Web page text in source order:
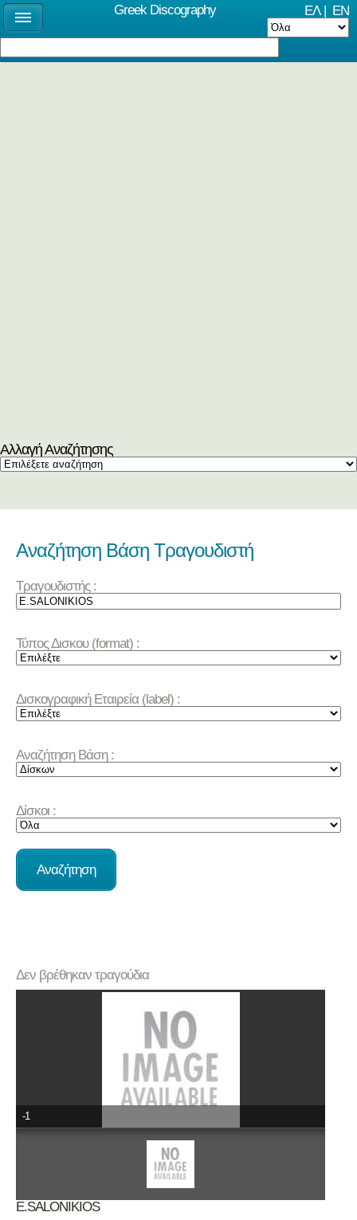
ΕΛ| EN
Αλλαγή Αναζήτησης
Αναζήτηση Βάση Τραγουδιστή
Τραγουδιστής :
Τύπος Δισκου (format) :
Δισκογραφική Εταιρεία (label) :
Αναζήτηση Βάση :
Δίσκοι :
Δεν βρέθηκαν τραγούδια
-1
E.SALONIKIOS
Greek Discography